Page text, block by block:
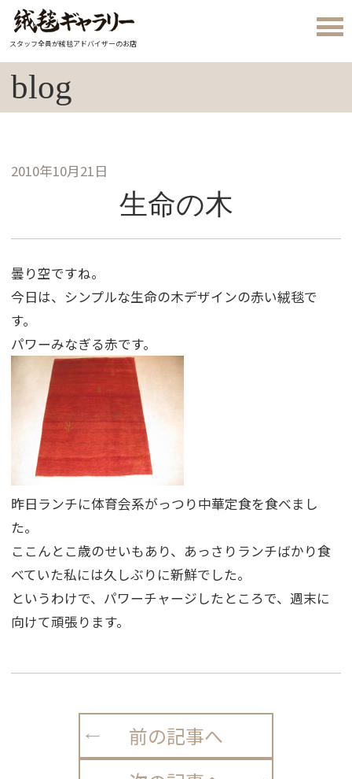
スタッフ全員が絨毯アドバイザーのお店
blog
2010年10月21日
生命の木
曇り空ですね。
今日は、シンプルな生命の木デザインの赤い絨毯で
す。
パワーみなぎる赤です。
昨日ランチに体育会系がっつり中華定食を食べまし
た。
ここんとこ歳のせいもあり、あっさりランチばかり食
べていた私には久しぶりに新鮮でした。
というわけで、パワーチャージしたところで、週末に
向けて頑張ります。
前の記事へ